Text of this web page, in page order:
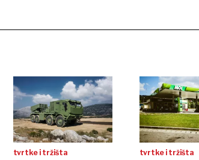
tvrtke i tržišta tvrtke i tržišta